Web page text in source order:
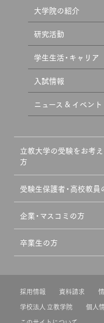
大学院の紹介
研究活動
学生生活・キャリア
入試情報
ニュース & イベント
立教大学の受験をお考
方
受験生保護者・高校教員
企業・マスコミの方
卒業生の方
採用情報 資料請求
学校法人 立教学院
個人